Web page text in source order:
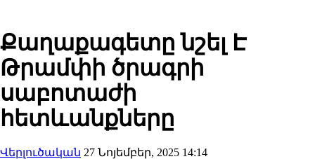
Քաղաքագետը նշել Է
Թրամփի ծրագրի
սաբոտաժի
հետևանքները
Վերլուծական 27 Նոյեմբեր, 2025 14:14